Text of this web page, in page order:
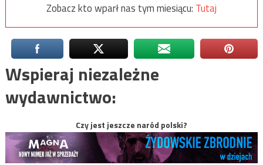
Zobacz kto wparł nas tym miesiącu: Tutaj
Wspieraj niezależne
wydawnictwo:
Czy jest jeszcze naród polski?